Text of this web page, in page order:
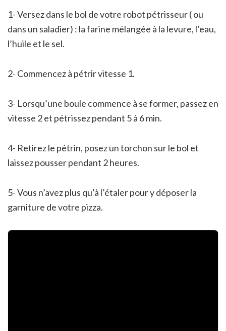
1- Versez dans le bol de votre robot pétrisseur ( ou
dans un saladier) : la farine mélangée à la levure, l’eau,
l’huile et le sel.
2- Commencez à pétrir vitesse 1.
3- Lorsqu’une boule commence à se former, passez en
vitesse 2 et pétrissez pendant 5 à 6 min.
4- Retirez le pétrin, posez un torchon sur le bol et
laissez pousser pendant 2 heures.
5- Vous n’avez plus qu’à l’étaler pour y déposer la
garniture de votre pizza.